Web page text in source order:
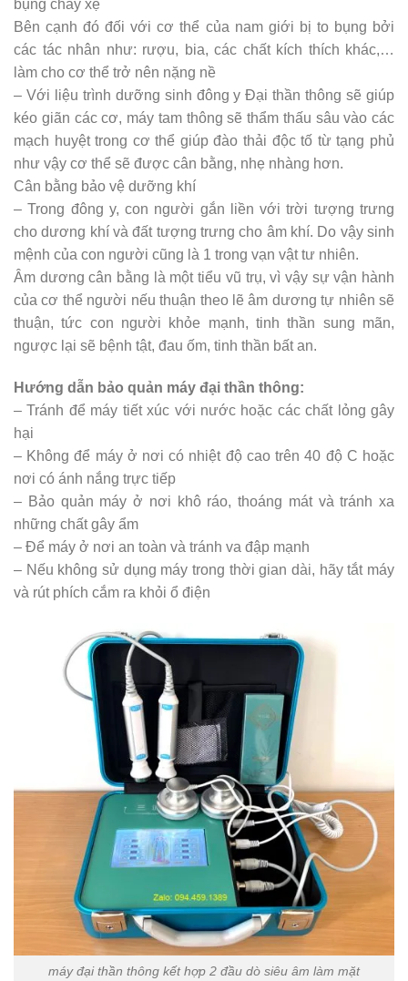
bụng chảy xệ
Bên cạnh đó đối với cơ thể của nam giới bị to bụng bởi
các tác nhân như: rượu, bia, các chất kích thích khác,…
làm cho cơ thể trở nên nặng nề
– Với liệu trình dưỡng sinh đông y Đại thần thông sẽ giúp
kéo giãn các cơ, máy tam thông sẽ thẩm thấu sâu vào các
mạch huyệt trong cơ thể giúp đào thải độc tố từ tạng phủ
như vậy cơ thể sẽ được cân bằng, nhẹ nhàng hơn.
Cân bằng bảo vệ dưỡng khí
– Trong đông y, con người gắn liền với trời tượng trưng
cho dương khí và đất tượng trưng cho âm khí. Do vậy sinh
mệnh của con người cũng là 1 trong vạn vật tư nhiên.
Âm dương cân bằng là một tiểu vũ trụ, vì vậy sự vận hành
của cơ thể người nếu thuận theo lẽ âm dương tự nhiên sẽ
thuận, tức con người khỏe mạnh, tinh thần sung mãn,
ngược lại sẽ bệnh tật, đau ốm, tinh thần bất an.
Hướng dẫn bảo quản máy đại thần thông:
– Tránh để máy tiết xúc với nước hoặc các chất lỏng gây
hại
– Không để máy ở nơi có nhiệt độ cao trên 40 độ C hoặc
nơi có ánh nắng trực tiếp
– Bảo quản máy ở nơi khô ráo, thoáng mát và tránh xa
những chất gây ẩm
– Để máy ở nơi an toàn và tránh va đập mạnh
– Nếu không sử dụng máy trong thời gian dài, hãy tắt máy
và rút phích cắm ra khỏi ổ điện
máy đại thần thông kết hợp 2 đầu dò siêu âm làm mặt